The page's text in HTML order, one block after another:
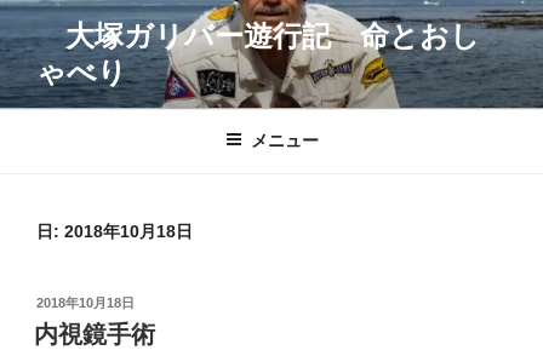
コ
ン
テ
ン
大塚ガリバー遊行記 命とおし
ゃべり
メニュー
日: 2018年10月18日
投
稿
日:
2018年10月18日
内視鏡手術